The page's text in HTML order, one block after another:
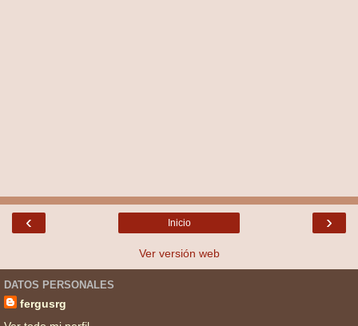
‹ ›
Inicio
Ver versión web
DATOS PERSONALES
fergusrg